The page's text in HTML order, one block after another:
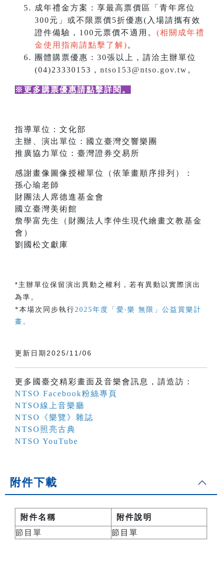
成年禮金方案：享最高票價區「青年席位
300元」或不限票價5折優惠(入場請攜有效
證件備驗，100元票價不適用。 (相關成年禮
金使用指南請點擊了解) 。
團體購票優惠：30張以上，請洽主辦單位
(04)23330153， ntso153@ntso.gov.tw 。
※更多購票優惠請點擊詳閱 。
指導單位：文化部
主辦、演出單位：國立臺灣交響樂團
推廣協力單位：臺灣證券交易所
感謝畫像圖像授權單位（依筆畫順序排列）：
孫心瑜老師
財團法人席德進基金會
國立臺灣美術館
詹學富先生（財團法人李仲生現代繪畫文教基金
會）
劉國松文獻庫
*主辦單位保留演出異動之權利，若有異動以實際演出
為準。
*本場次同步執行 2025年度「愛‧樂 無限」公益賞樂計
畫。
更新日期2025/11/06
更多國臺交精彩畫面及音樂會訊息，請造訪：
NTSO Facebook粉絲專頁
NTSO線上音樂廳
NTSO《樂覽》雜誌
NTSO照亮古典
NTSO YouTube
附件下載
附件名稱
附件說明
節目單
節目單